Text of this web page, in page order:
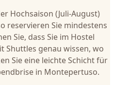
Hochsaison (Juli-August)
reservieren Sie mindestens
Sie, dass Sie im Hostel
Shuttles genau wissen, wo
Sie eine leichte Schicht für
in Montepertuso.